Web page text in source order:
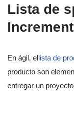
Lista de
En ágil, ellista de
producto son
entregar un